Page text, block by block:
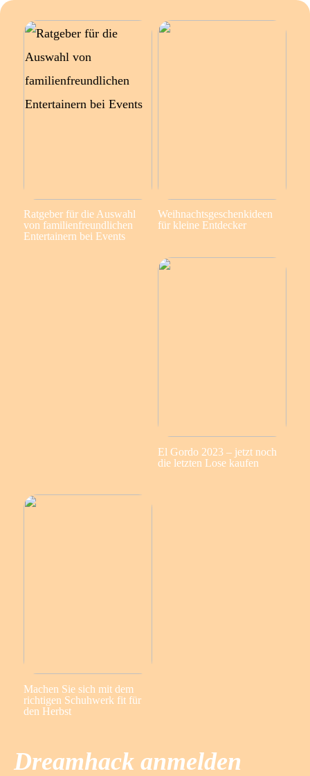
Ratgeber für die Auswahl
von familienfreundlichen
Entertainern bei Events
Weihnachtsgeschenkideen
für kleine Entdecker
El Gordo 2023 – jetzt noch
die letzten Lose kaufen
Machen Sie sich mit dem
richtigen Schuhwerk fit für
den Herbst
Dreamhack anmelden